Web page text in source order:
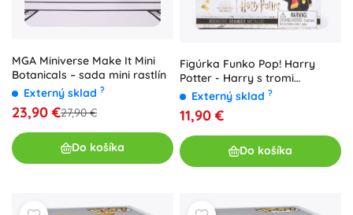
MGA Miniverse Make It Mini
Botanicals – sada mini rastlín
Externý sklad ?
23,90 €27,90 €
Do košíka
Figúrka Funko Pop! Harry
Potter - Harry s tromi
pohármi 10 cm
Externý sklad ?
11,90 €
Do košíka